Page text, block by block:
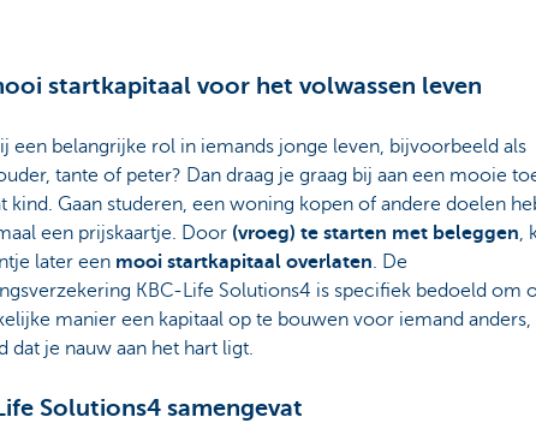
startkapitaal voor het volwassen leven
een belangrijke rol in iemands jonge leven, bijvoorbeeld als
tante of peter? Dan draag je graag bij aan een mooie
kind. Gaan studeren, een woning kopen of andere doelen
een prijskaartje. Door(vroeg) te starten met beleggen,
later een mooi startkapitaal overlaten. De
KBC-Life Solutions4 is specifiek bedoeld om
manier een kapitaal op te bouwen voor iemand anders,
dat je nauw aan het hart ligt.
Solutions4 samengevat